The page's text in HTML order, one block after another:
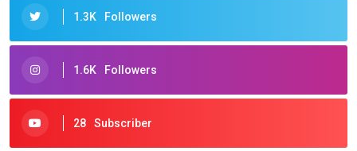
1.3K Followers
1.6K Followers
28 Subscriber